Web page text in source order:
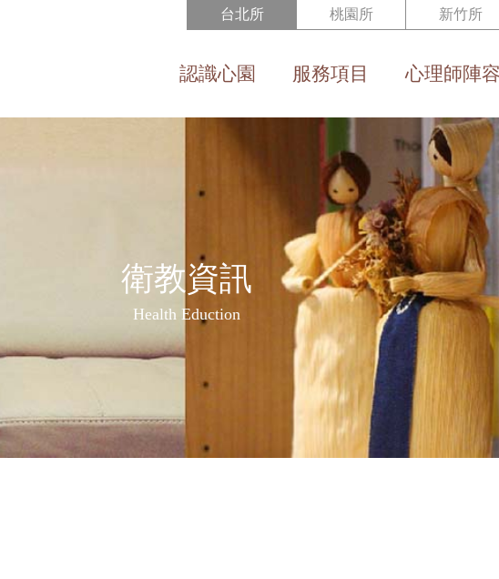
台北所 桃園所 新竹所
認識心園 服務項目 心理師陣容
衛教資訊
Health Eduction